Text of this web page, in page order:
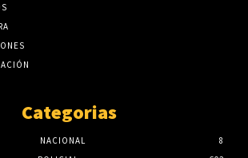
Categorias
NACIONAL
8